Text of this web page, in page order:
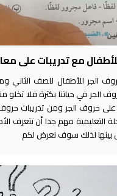
مع تدريبات على
الجر للأطفال للصف
الجر في حياتنا بكثرة فلا
على حروف الجر ومن تدريبات
التعليمية مهم جدا أن تتعرف
بينها لذلك سوف نعرض لكم